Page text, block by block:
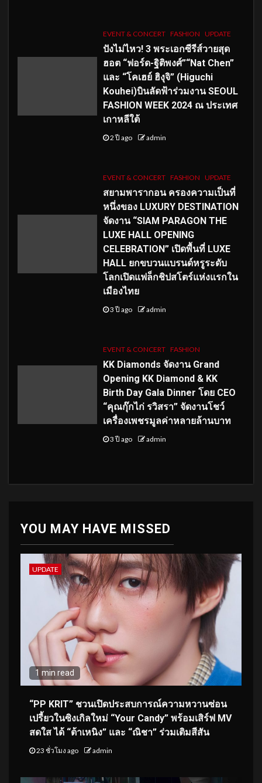
EVENT & CONCERT FASHION UPDATE
ปังไม่ไหว! 3 พระเอกซีรีส์วายสุด
ฮอต “ฟอร์ด-ฐิติพงศ์”“Nat Chen”
และ “โคเฮย์ ฮิงุจิ” (Higuchi
Kouhei)บินลัดฟ้าร่วมงาน SEOUL
FASHION WEEK 2024 ณ ประเทศ
เกาหลีใต้
2 ปี ago admin
EVENT & CONCERT FASHION UPDATE
สยามพารากอน ครองความเป็นที่
หนึ่งของ LUXURY DESTINATION
จัดงาน “SIAM PARAGON THE
LUXE HALL OPENING
CELEBRATION” เปิดพื้นที่ LUXE
HALL ยกขบวนแบรนด์หรูระดับ
โลกเปิดแฟล็กชิปสโตร์แห่งแรกใน
เมืองไทย
3 ปี ago admin
EVENT & CONCERT FASHION
KK Diamonds จัดงาน Grand
Opening KK Diamond & KK
Birth Day Gala Dinner โดย CEO
“คุณกุ๊กไก่ รวิสรา” จัดงานโชว์
เครื่องเพชรมูลค่าหลายล้านบาท
3 ปี ago admin
YOU MAY HAVE MISSED
UPDATE
1 min read
“PP KRIT” ชวนเปิดประสบการณ์ความหวานซ่อน
เปรี้ยวในซิงเกิลใหม่ “Your Candy” พร้อมเสิร์ฟ MV
สดใส ได้ “ต้าเหนิง” และ “ณิชา” ร่วมเติมสีสัน
23 ชั่วโมง ago admin